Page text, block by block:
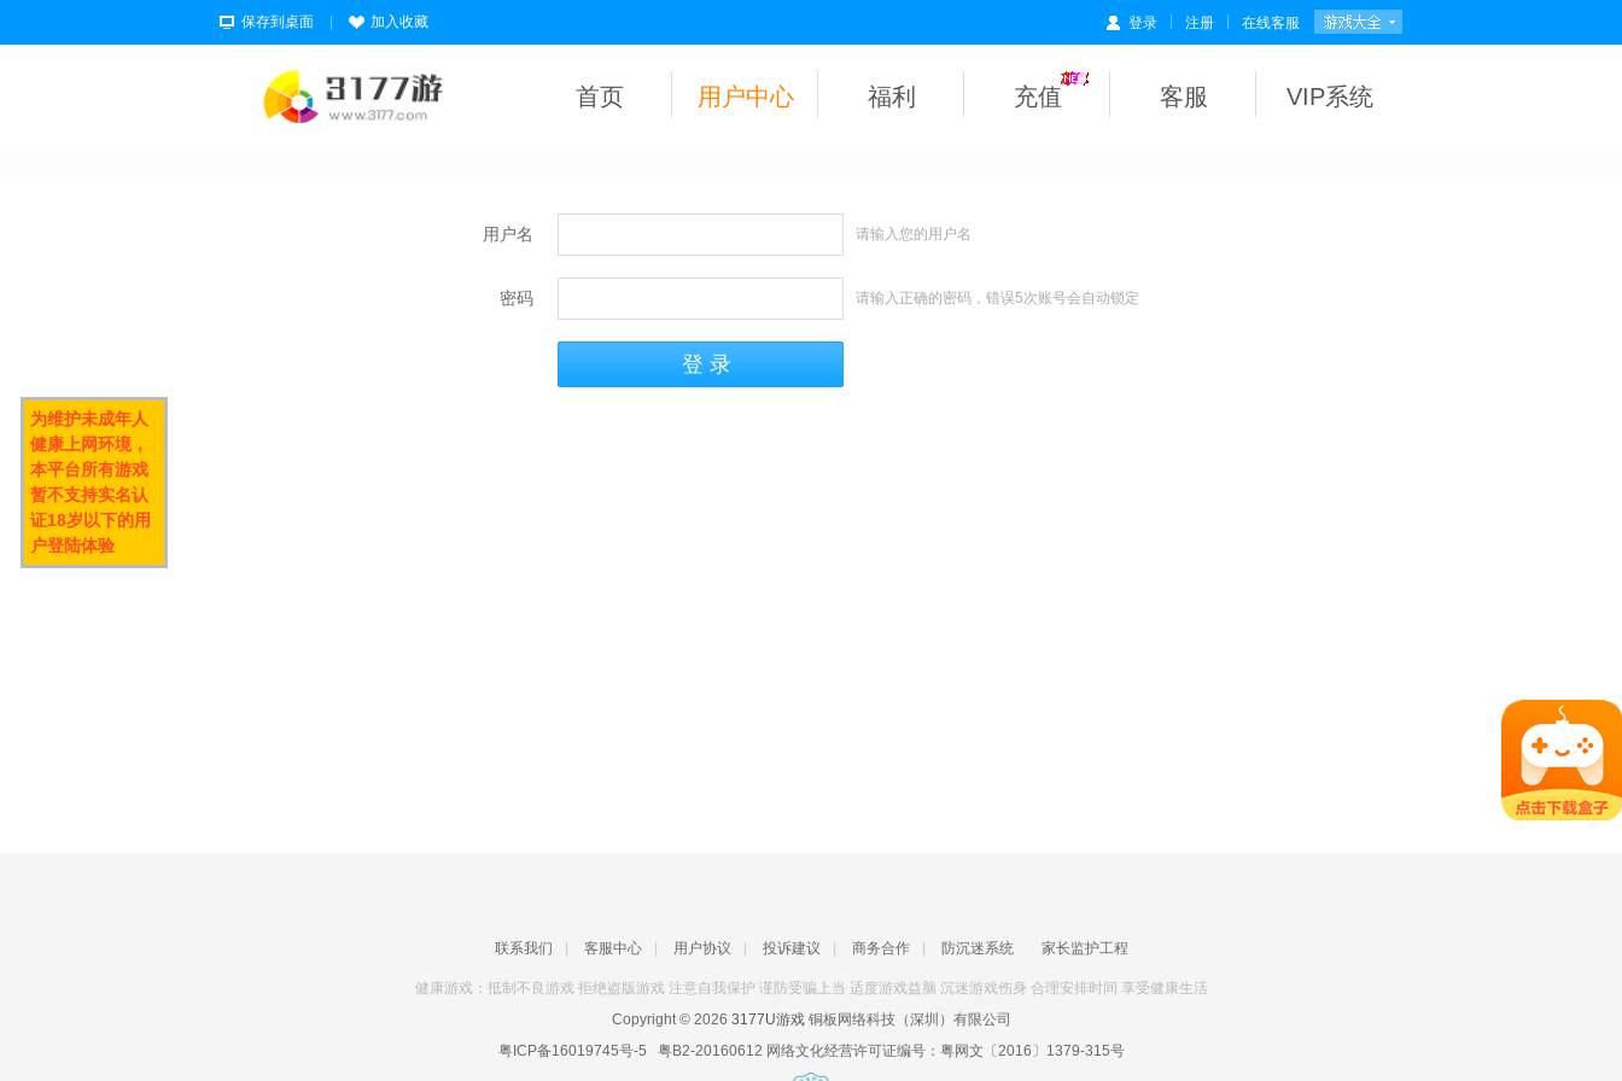
保存到桌面 加入收藏 登录 注册 在线客服
首页 用户中心 福利 充值 客服 VIP系统
用户名 请输入您的用户名
密码 请输入正确的密码，错误5次账号会自动锁定
联系我们 客服中心 用户协议 投诉建议 商务合作 防沉迷系统 家长监护工程
健康游戏：抵制不良游戏 拒绝盗版游戏 注意自我保护 谨防受骗上当 适度游戏益脑 沉迷游戏伤身 合理安排时间 享受健康生活
Copyright © 2026 3177U游戏铜板网络科技（深圳）有限公司
粤ICP备16019745号-5 粤B2-20160612 网络文化经营许可证编号： 粤网文〔2016〕1379-315号
为维护未成年人
健康上网环境，
本平台所有游戏
暂不支持实名认
证18岁以下的用
户登陆体验